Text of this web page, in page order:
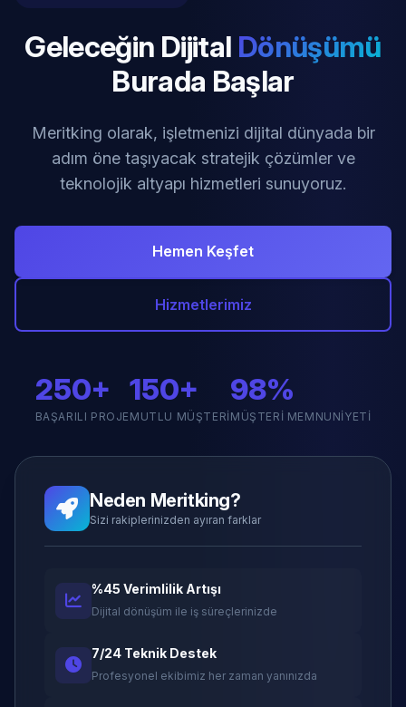
Geleceğin Dijital Dönüşümü
Burada Başlar
Meritking olarak, işletmenizi dijital dünyada bir
adım öne taşıyacak stratejik çözümler ve
teknolojik altyapı hizmetleri sunuyoruz.
Hemen Keşfet
Hizmetlerimiz
250+
BAŞARILI PROJE
150+
MUTLU MÜŞTERI
98%
MÜŞTERI MEMNUNIYETI
Neden Meritking?
Sizi rakiplerinizden ayıran farklar
%45 Verimlilik Artışı
Dijital dönüşüm ile iş süreçlerinizde
7/24 Teknik Destek
Profesyonel ekibimiz her zaman yanınızda